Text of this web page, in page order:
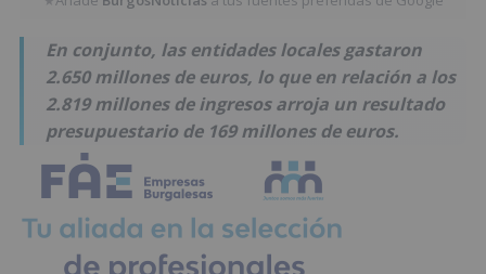
En conjunto, las entidades locales gastaron
2.650 millones de euros, lo que en relación a los
2.819 millones de ingresos arroja un resultado
presupuestario de 169 millones de euros.